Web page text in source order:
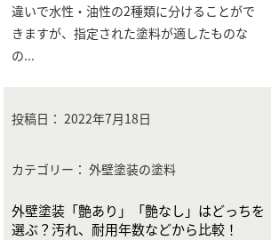
違いで水性・油性の2種類に分けることがで
きますが、指定された塗料が適したものな
の...
投稿日：2022年7月18日
カテゴリー： 外壁塗装の塗料
外壁塗装「艶あり」「艶なし」はどっちを
選ぶ？汚れ、耐用年数などから比較！